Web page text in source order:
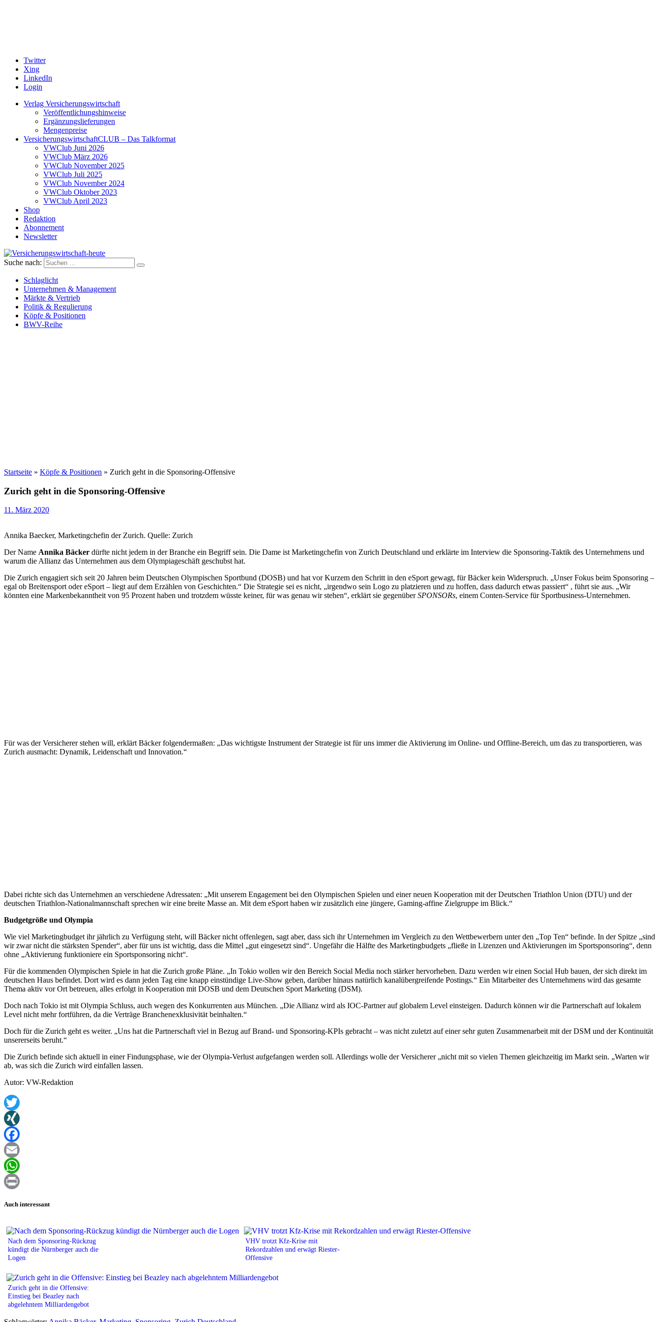
Twitter
Xing
LinkedIn
Login
Verlag Versicherungswirtschaft
Veröffentlichungshinweise
Ergänzungslieferungen
Mengenpreise
VersicherungswirtschaftCLUB – Das Talkformat
VWClub Juni 2026
VWClub März 2026
VWClub November 2025
VWClub Juli 2025
VWClub November 2024
VWClub Oktober 2023
VWClub April 2023
Shop
Redaktion
Abonnement
Newsletter
Versicherungswirtschaft-heute
Suche nach:
Schlaglicht
Unternehmen & Management
Märkte & Vertrieb
Politik & Regulierung
Köpfe & Positionen
BWV-Reihe
Startseite » Köpfe & Positionen » Zurich geht in die Sponsoring-Offensive
Zurich geht in die Sponsoring-Offensive
11. März 2020
Annika Baecker, Marketingchefin der Zurich. Quelle: Zurich
Der Name Annika Bäcker dürfte nicht jedem in der Branche ein Begriff sein. Die Dame ist Marketingchefin von Zurich Deutschland und erklärte im Interview die Sponsoring-Taktik des Unternehmens und
warum die Allianz das Unternehmen aus dem Olympiageschäft geschubst hat.
Die Zurich engagiert sich seit 20 Jahren beim Deutschen Olympischen Sportbund (DOSB) und hat vor Kurzem den Schritt in den eSport gewagt, für Bäcker kein Widerspruch. „Unser Fokus beim Sponsoring –
egal ob Breitensport oder eSport – liegt auf dem Erzählen von Geschichten.“ Die Strategie sei es nicht, „irgendwo sein Logo zu platzieren und zu hoffen, dass dadurch etwas passiert“ , führt sie aus. „Wir
könnten eine Markenbekanntheit von 95 Prozent haben und trotzdem wüsste keiner, für was genau wir stehen“, erklärt sie gegenüberSPONSORs, einem Conten-Service für Sportbusiness-Unternehmen.
Für was der Versicherer stehen will, erklärt Bäcker folgendermaßen: „Das wichtigste Instrument der Strategie ist für uns immer die Aktivierung im Online- und Offline-Bereich, um das zu transportieren, was
Zurich ausmacht: Dynamik, Leidenschaft und Innovation.“
Dabei richte sich das Unternehmen an verschiedene Adressaten: „Mit unserem Engagement bei den Olympischen Spielen und einer neuen Kooperation mit der Deutschen Triathlon Union (DTU) und der
deutschen Triathlon-Nationalmannschaft sprechen wir eine breite Masse an. Mit dem eSport haben wir zusätzlich eine jüngere, Gaming-affine Zielgruppe im Blick.“
Budgetgröße und Olympia
Wie viel Marketingbudget ihr jährlich zu Verfügung steht, will Bäcker nicht offenlegen, sagt aber, dass sich ihr Unternehmen im Vergleich zu den Wettbewerbern unter den „Top Ten“ befinde. In der Spitze „sind
wir zwar nicht die stärksten Spender“, aber für uns ist wichtig, dass die Mittel „gut eingesetzt sind“. Ungefähr die Hälfte des Marketingbudgets „fließe in Lizenzen und Aktivierungen im Sportsponsoring“, denn
ohne „Aktivierung funktioniere ein Sportsponsoring nicht“.
Für die kommenden Olympischen Spiele in hat die Zurich große Pläne. „In Tokio wollen wir den Bereich Social Media noch stärker hervorheben. Dazu werden wir einen Social Hub bauen, der sich direkt im
deutschen Haus befindet. Dort wird es dann jeden Tag eine knapp einstündige Live-Show geben, darüber hinaus natürlich kanalübergreifende Postings.“ Ein Mitarbeiter des Unternehmens wird das gesamte
Thema aktiv vor Ort betreuen, alles erfolgt in Kooperation mit DOSB und dem Deutschen Sport Marketing (DSM).
Doch nach Tokio ist mit Olympia Schluss, auch wegen des Konkurrenten aus München. „Die Allianz wird als IOC-Partner auf globalem Level einsteigen. Dadurch können wir die Partnerschaft auf lokalem
Level nicht mehr fortführen, da die Verträge Branchenexklusivität beinhalten.“
Doch für die Zurich geht es weiter. „Uns hat die Partnerschaft viel in Bezug auf Brand- und Sponsoring-KPIs gebracht – was nicht zuletzt auf einer sehr guten Zusammenarbeit mit der DSM und der Kontinuität
unsererseits beruht.“
Die Zurich befinde sich aktuell in einer Findungsphase, wie der Olympia-Verlust aufgefangen werden soll. Allerdings wolle der Versicherer „nicht mit so vielen Themen gleichzeitig im Markt sein. „Warten wir
ab, was sich die Zurich wird einfallen lassen.
Autor: VW-Redaktion
Twitter
XING
Facebook
Email
WhatsApp
Auch interessant
Nach dem Sponsoring-Rückzug
kündigt die Nürnberger auch die
Logen
VHV trotzt Kfz-Krise mit
Rekordzahlen und erwägt Riester-
Offensive
Zurich geht in die Offensive:
Einstieg bei Beazley nach
abgelehntem Milliardengebot